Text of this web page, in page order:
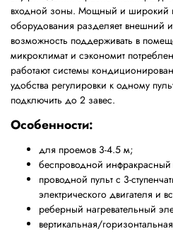
входной зоны. Мощный и широкий
оборудования разделяет внешний
возможность поддерживать в
микроклимат и сэкономит
работают системы
удобства регулировки к одному
подключить до 2 завес.
Особенности:
для проемов 3-4.5 м;
беспроводной инфракрасный
проводной пульт с 3-
электрического двигателя и
реберный нагревательный
вертикальная/